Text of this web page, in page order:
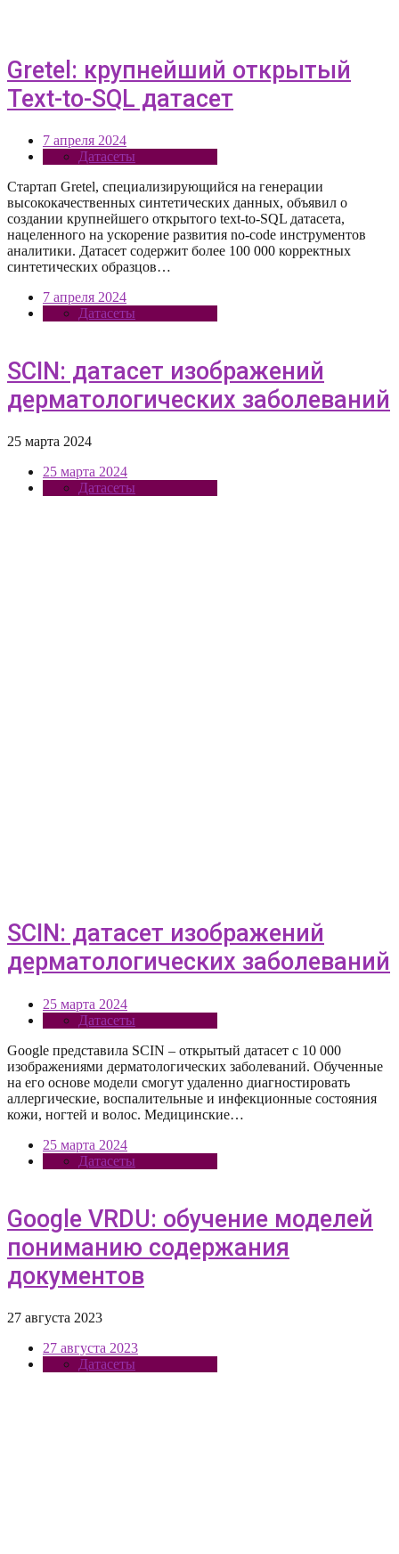
Gretel: крупнейший открытый
Text-to-SQL датасет
7 апреля 2024
Датасеты
Стартап Gretel, специализирующийся на генерации
высококачественных синтетических данных, объявил о
создании крупнейшего открытого text-to-SQL датасета,
нацеленного на ускорение развития no-code инструментов
аналитики. Датасет содержит более 100 000 корректных
синтетических образцов…
7 апреля 2024
Датасеты
SCIN: датасет изображений
дерматологических заболеваний
25 марта 2024
25 марта 2024
Датасеты
SCIN: датасет изображений
дерматологических заболеваний
25 марта 2024
Датасеты
Google представила SCIN – открытый датасет с 10 000
изображениями дерматологических заболеваний. Обученные
на его основе модели смогут удаленно диагностировать
аллергические, воспалительные и инфекционные состояния
кожи, ногтей и волос. Медицинские…
25 марта 2024
Датасеты
Google VRDU: обучение моделей
пониманию содержания
документов
27 августа 2023
27 августа 2023
Датасеты